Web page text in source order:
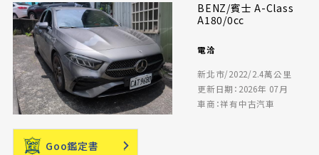
BENZ/賓士 A-Class
A180/0cc
電洽
新北市/2022/2.4萬公里
更新日期：2026年 07月
車商：祥有中古汽車
Goo鑑定書